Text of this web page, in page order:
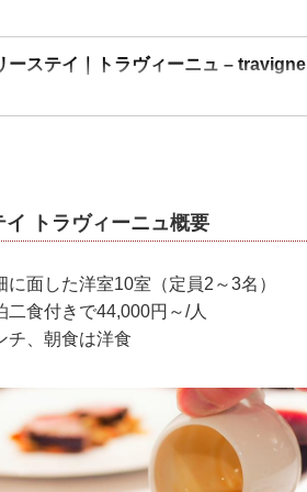
ーステイ｜トラヴィーニュ – travigne
トラヴィーニュ概要
面した洋室10室（定員2～3名）
二食付きで44,000円～/人
チ、朝食は洋食